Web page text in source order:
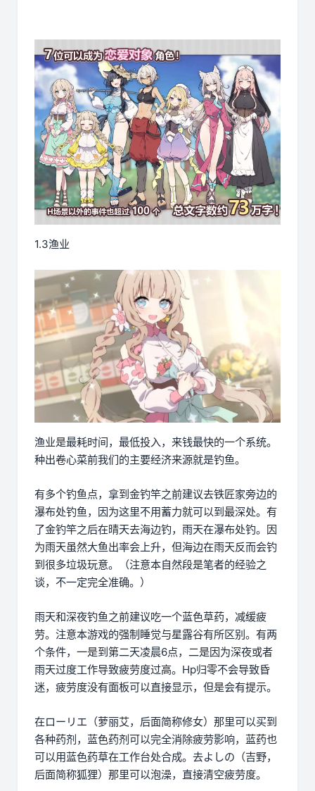
1.3渔业
渔业是最耗时间，最低投入，来钱最快的一个系统。
种出卷心菜前我们的主要经济来源就是钓鱼。
有多个钓鱼点，拿到金钓竿之前建议去铁匠家旁边的
瀑布处钓鱼，因为这里不用蓄力就可以到最深处。有
了金钓竿之后在晴天去海边钓，雨天在瀑布处钓。因
为雨天虽然大鱼出率会上升，但海边在雨天反而会钓
到很多垃圾玩意。（注意本自然段是笔者的经验之
谈，不一定完全准确。）
雨天和深夜钓鱼之前建议吃一个蓝色草药，减缓疲
劳。注意本游戏的强制睡觉与星露谷有所区别。有两
个条件，一是到第二天凌晨6点，二是因为深夜或者
雨天过度工作导致疲劳度过高。Hp归零不会导致昏
迷，疲劳度没有面板可以直接显示，但是会有提示。
在ローリエ（萝丽艾，后面简称修女）那里可以买到
各种药剂，蓝色药剂可以完全消除疲劳影响，蓝药也
可以用蓝色药草在工作台处合成。去よしの（吉野，
后面简称狐狸）那里可以泡澡，直接清空疲劳度。